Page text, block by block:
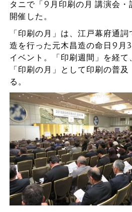
タニで「9月印刷の月 講演会・
開催した。
「印刷の月」は、江戸幕府通
造を行った元木昌造の命日9月
イベント。「印刷週間」を経
「印刷の月」として印刷の普
る。